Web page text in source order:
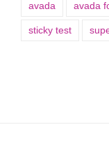
avada avada
sticky test